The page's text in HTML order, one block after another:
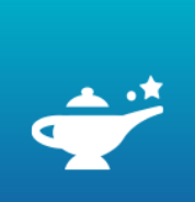
CENTRES DE CONVENTIONS
· 2 centres de convention
· 3 salles de conférences